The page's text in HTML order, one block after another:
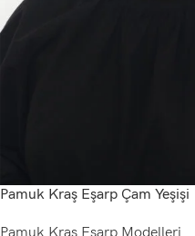
Pamuk Kraş Eşarp Çam Yeşişi